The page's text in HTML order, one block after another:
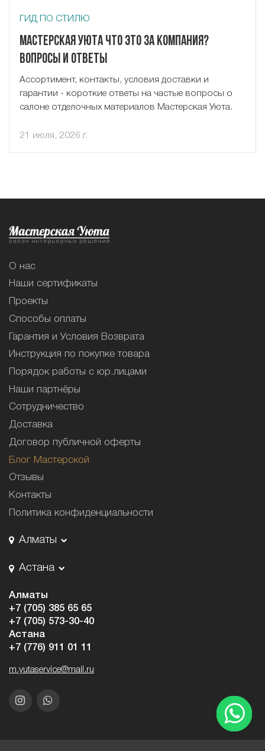
ГИД ПО СТИЛЮ
Мастерская Уюта что это за компания?
Вопросы и ответы
Ассортимент, контакты, условия доставки и
гарантии - короткие ответы на частые вопросы о
салоне отделочных материалов Мастерская Уюта.
21 июля, 2026 г.
О нас
Наши сертификаты
Проекты
Способы оплаты
Гарантия и Условия Возврата
Инструкция по покупке товара
Порядок работы с юр.лицами
Наши партнёры
Сотрудничество
Доставка
Договор публичной оферты
Блог Мастерской
Отзывы
Контакты
Политика конфиденциальности
Алматы
Астана
Алматы
+7 (705) 385 65 65
+7 (705) 573-30-40
Астана
+7 (776) 911 01 11
m.yutaservice@mail.ru